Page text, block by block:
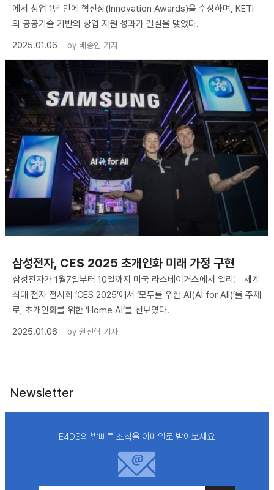
에서 창업 1년 만에 혁신상(Innovation Awards)을 수상하며, KETI
의 공공기술 기반의 창업 지원 성과가 결실을 맺었다.
2025.01.06
by 배종인 기자
삼성전자, CES 2025 초개인화 미래 가정 구현
삼성전자가 1월7일부터 10일까지 미국 라스베이거스에서 열리는 세계
최대 전자 전시회 ‘CES 2025’에서 ‘모두를 위한 AI(AI for All)’를 주제
로, 초개인화를 위한 ‘Home AI’를 선보였다.
2025.01.06
by 권신혁 기자
Newsletter
E4DS의 발빠른 소식을 이메일로 받아보세요